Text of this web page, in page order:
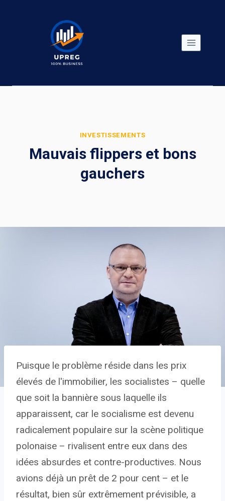
INVESTISSEMENTS
Mauvais flippers et bons
gauchers
Puisque le problème réside dans les prix
élevés de l'immobilier, les socialistes – quelle
que soit la bannière sous laquelle ils
apparaissent, car le socialisme est devenu
radicalement populaire sur la scène politique
polonaise – rivalisent entre eux dans des
idées absurdes et contre-productives. Nous
avions déjà un prêt de 2 pour cent – et le
résultat, bien sûr extrêmement prévisible, a